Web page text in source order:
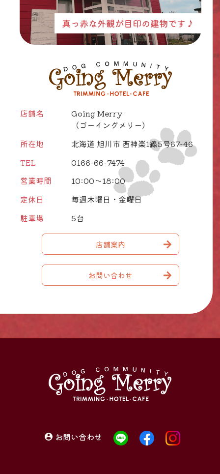
真っ赤な外観が目印の建物です♪
店舗名
Going Merry
（ゴーイングメリー）
所在地
北海道 旭川市 西神楽1線5号67-46
TEL
0166-66-7474
営業時間
10:00～18:00
定休日
毎週木曜日・金曜日
駐車場
5台
店舗案内
お問い合わせ
お問い合わせ